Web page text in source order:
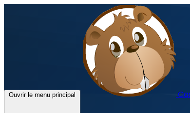
Ouvrir le menu principal